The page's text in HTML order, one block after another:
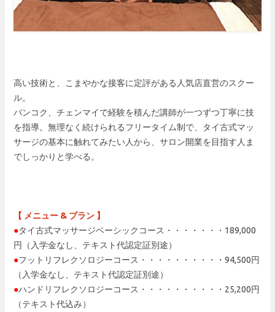
高い技術と、こまやかな接客に定評がある人気店直営のスクー
ル。
バンコク、チェンマイで経験を積んだ講師が一つずつ丁寧に技
を指導。無理なく続けられるフリータイム制で、タイ古式マッ
サージの基本に触れてみたい人から、サロン開業を目指す人ま
でしっかりと学べる。
【 メニュー & プラン 】
●タイ古式マッサージベーシックコース・・・・・・・189,000
円（入学金なし、テキスト代認定証別途）
●フットリフレクソロジーコース・・・・・・・・・・94,500円
（入学金なし、テキスト代認定証別途）
●ハンドリフレクソロジーコース・・・・・・・・・・25,200円
（テキスト代込み）